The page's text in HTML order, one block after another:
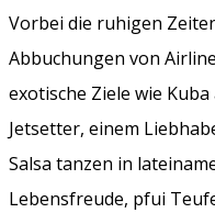
Vorbei die ruhigen
Abbuchungen von
exotische Ziele wie
Jetsetter, einem
Salsa tanzen in
Lebensfreude, pfui